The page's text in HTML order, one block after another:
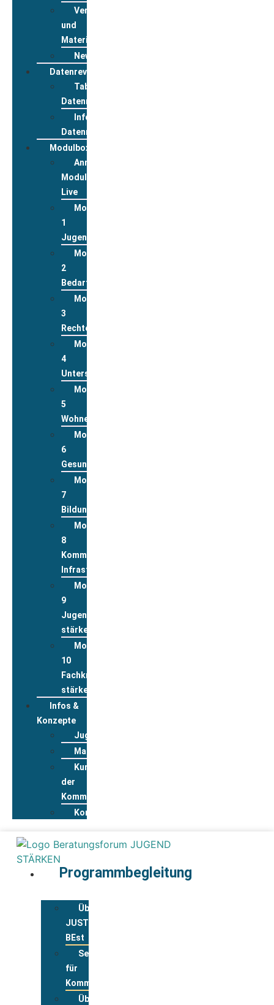
Veranstaltungsanmeldung
und
Materialbestellung
Newsletter
Datenreview
Tabelle
Datenreview
Informationen
Datenreview
Modulbox
Anmeldung
Modulbox
Live
Modul
1
Jugend
Modul
2
Bedarfslagen
Modul
3
Rechte
Modul
4
Unterstützungsleistungen
Modul
5
Wohnen
Modul
6
Gesundheit
Modul
7
Bildung
Modul
8
Kommunale
Infrastrukturen
Modul
9
Jugend
stärken
Modul
10
Fachkräfte
stärken
Infos &
Konzepte
Jugendwohnkonzepte
Materialpool
Kurzportraits
der
Kommunen
Kontakt
Programmbegleitung
Über
JUST
BEst
Service
für
Kommunen
Über